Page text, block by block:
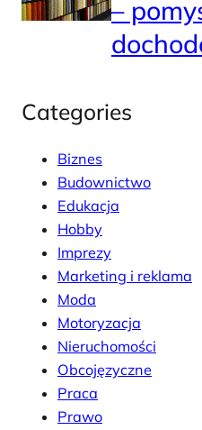
–
Categories
Biznes
Budownictwo
Edukacja
Hobby
Imprezy
Marketing i reklama
Moda
Motoryzacja
Nieruchomości
Obcojęzyczne
Praca
Prawo